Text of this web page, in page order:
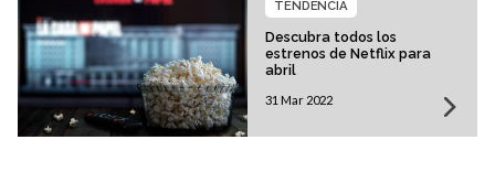
Descubra todos los
estrenos de Netflix para
abril
TENDENCIA
31 Mar 2022